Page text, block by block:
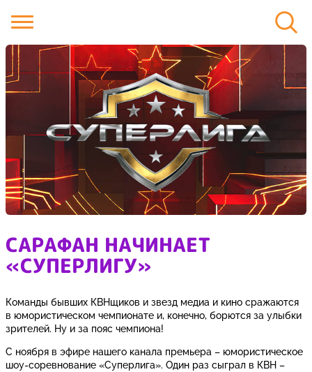
САРАФАН НАЧИНАЕТ
«СУПЕРЛИГУ»
Команды бывших КВНщиков и звезд медиа и кино сражаются
в юмористическом чемпионате и, конечно, борются за улыбки
зрителей. Ну и за пояс чемпиона!
С ноября в эфире нашего канала премьера – юмористическое
шоу-соревнование «Суперлига». Один раз сыграл в КВН –